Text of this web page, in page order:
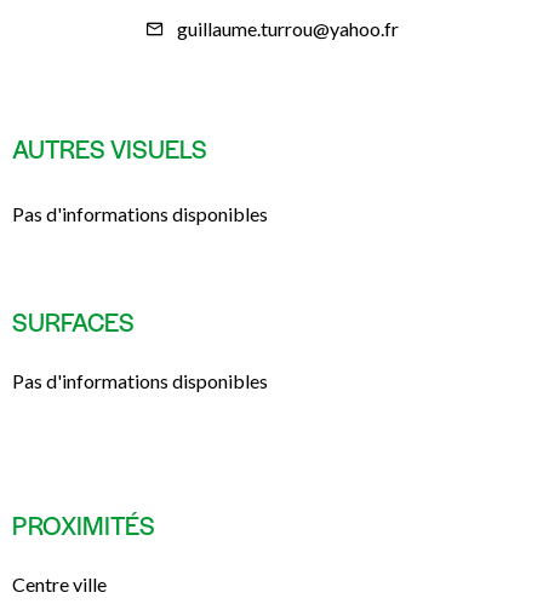
guillaume.turrou@yahoo.fr
AUTRES VISUELS
Pas d'informations disponibles
SURFACES
Pas d'informations disponibles
PROXIMITÉS
Centre ville